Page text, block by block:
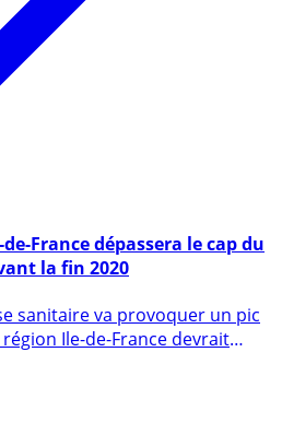
la fin 2020
Ile-de-France devrait